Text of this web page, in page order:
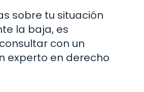
sobre tu situación
la baja, es
con un
experto en derecho